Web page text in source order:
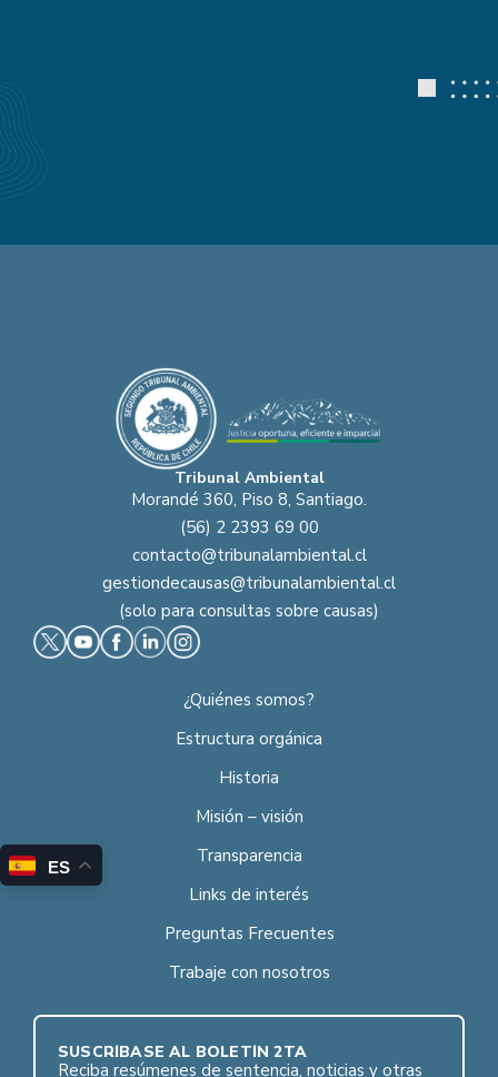
Tribunal Ambiental
Morandé 360, Piso 8, Santiago.
(56) 2 2393 69 00
contacto@tribunalambiental.cl
gestiondecausas@tribunalambiental.cl
(solo para consultas sobre causas)
¿Quiénes somos?
Estructura orgánica
Historia
Misión – visión
Transparencia
Links de interés
Preguntas Frecuentes
Trabaje con nosotros
SUSCRÍBASE AL BOLETÍN 2TA
Reciba resúmenes de sentencia, noticias y otras
ES